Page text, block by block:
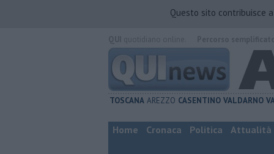
Questo sito contribuisce
TOSCANA AREZZO CASENTINO VALDARNO
Home Cronaca Politica Attualità